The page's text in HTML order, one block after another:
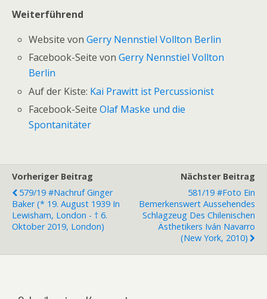
Weiterführend
Website vonGerry Nennstiel Vollton Berlin
Facebook-Seite vonGerry Nennstiel Vollton
Berlin
Auf der Kiste: Kai Prawitt ist Percussionist
Facebook-SeiteOlaf Maske und die
Spontanitäter
Vorheriger Beitrag
579/19 #Nachruf Ginger
Baker (* 19. August 1939 In
Lewisham, London - † 6.
Oktober 2019, London)
Nächster Beitrag
581/19 #Foto Ein
Bemerkenswert Aussehendes
Schlagzeug Des Chilenischen
Ästhetikers Iván Navarro
(New York, 2010)